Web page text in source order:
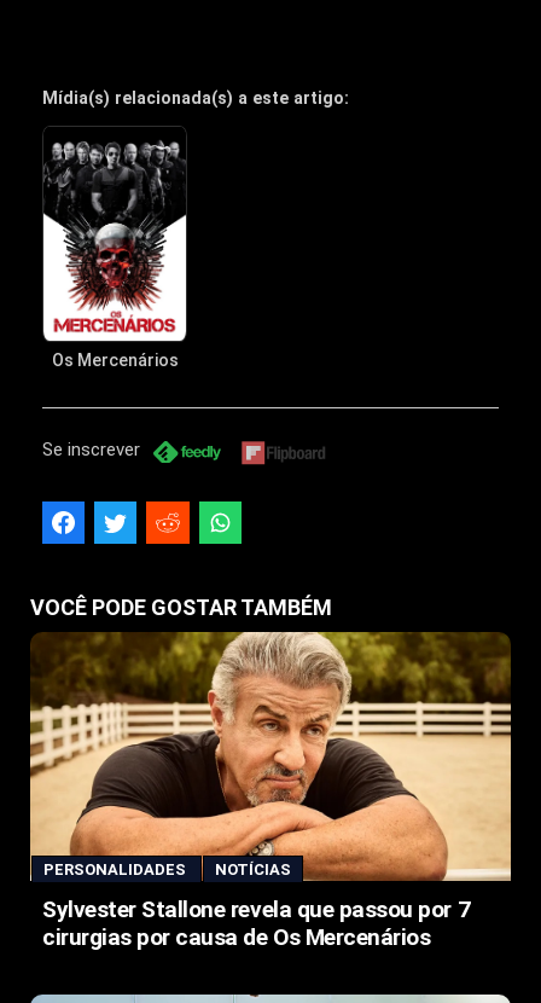
Mídia(s) relacionada(s) a este artigo:
Os Mercenários
Se inscrever
VOCÊ PODE GOSTAR TAMBÉM
PERSONALIDADES NOTÍCIAS
Sylvester Stallone revela que passou por 7
cirurgias por causa de Os Mercenários